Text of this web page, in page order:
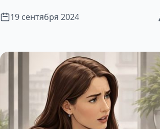
19 сентября 2024